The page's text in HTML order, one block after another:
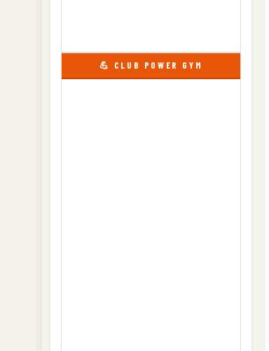
💪 CLUB POWER GYM